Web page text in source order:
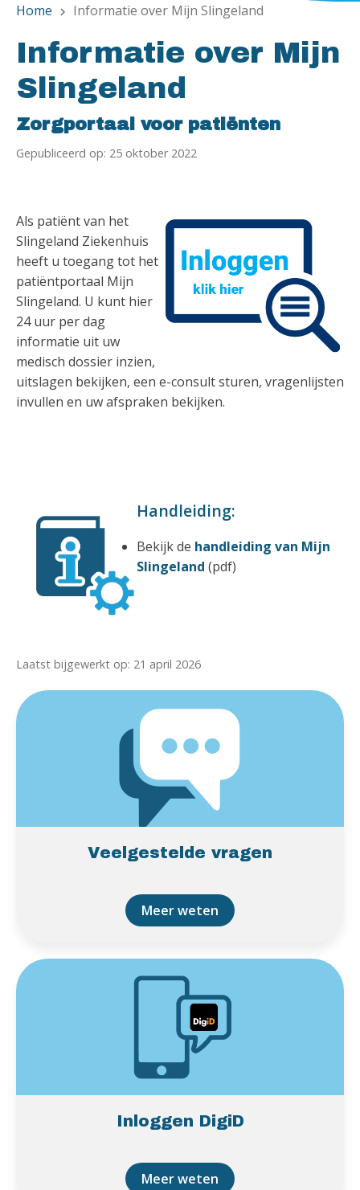
Home chevron_right Informatie over Mijn Slingeland
Informatie over Mijn
Slingeland
Zorgportaal voor patiënten
Gepubliceerd op: 25 oktober 2022
Als patiënt van het
Slingeland Ziekenhuis
heeft u toegang tot het
patiëntportaal Mijn
Slingeland. U kunt hier
24 uur per dag
informatie uit uw
medisch dossier inzien,
uitslagen bekijken, een e-consult sturen, vragenlijsten
invullen en uw afspraken bekijken.
Handleiding:
Bekijk de handleiding van Mijn
Slingeland (pdf)
Laatst bijgewerkt op: 21 april 2026
Veelgestelde vragen
Meer weten
Inloggen DigiD
Meer weten